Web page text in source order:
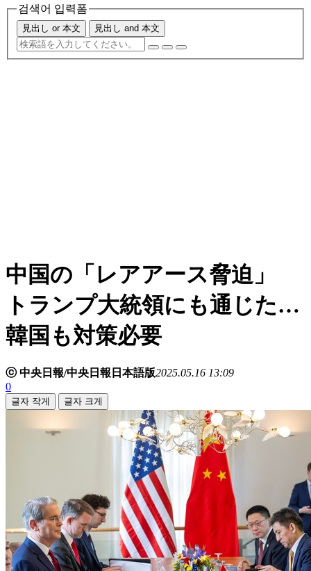
검색어 입력폼
見出し or 本文 見出し and 本文
中国の「レアアース脅迫」
トランプ大統領にも通じた…
韓国も対策必要
ⓒ 中央日報/中央日報日本語版2025.05.16 13:09
0
글자 작게 글자 크게